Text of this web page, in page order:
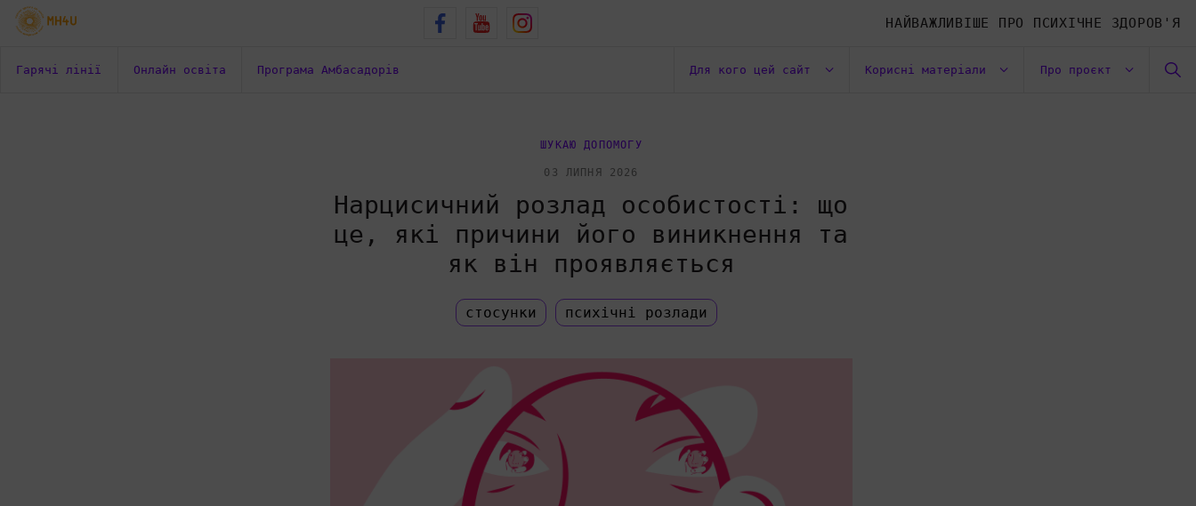
НАЙВАЖЛИВІШЕ ПРО ПСИХІЧНЕ ЗДОРОВ'Я
Гарячі лінії Онлайн освіта Програма Амбасадорів Для кого цей сайт Корисні матеріали Про проєкт
ШУКАЮ ДОПОМОГУ
03 ЛИПНЯ 2026
Нарцисичний розлад особистості: що
це, які причини його виникнення та
як він проявляється
стосунки психічні розлади